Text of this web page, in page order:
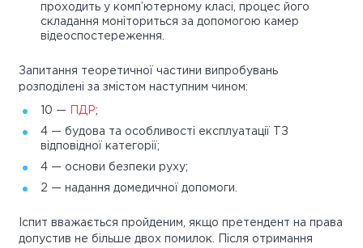
проходить у комп’ютерному класі, процес його
складання моніториться за допомогою камер
відеоспостереження.
Запитання теоретичної частини випробувань
розподілені за змістом наступним чином:
10 — ПДР;
4 — будова та особливості експлуатації ТЗ
відповідної категорії;
4 — основи безпеки руху;
2 — надання домедичної допомоги.
Іспит вважається пройденим, якщо претендент на права
допустив не більше двох помилок. Після отримання